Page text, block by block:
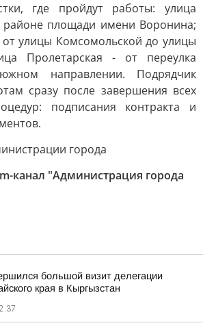
где пройдут работы: улица
районе площади имени Воронина;
улицы Комсомольской до улицы
Пролетарская - от переулка
направлении. Подрядчик
сразу после завершения всех
подписания контракта и
города
канал "Администрация города
большой визит делегации
края в Кыргызстан